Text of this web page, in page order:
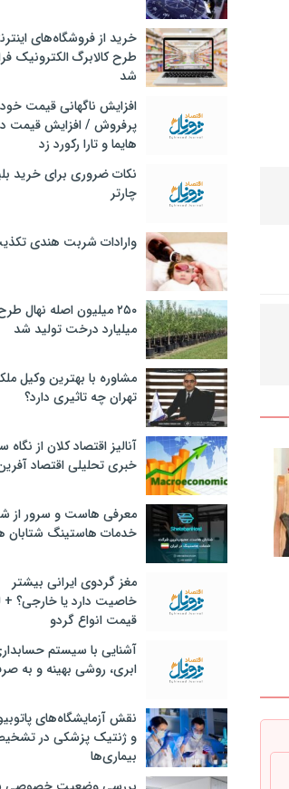
خرید از فروشگاه‌های
طرح کالابرگ الکترونیک
شد
افزایش ناگهانی قیمت
پرفروش / افزایش قیمت
هایما و تارا رکورد زد
نکات ضروری برای خرید
چارتر
وارادات شربت هندی
۲۵۰ میلیون اصله نهال
میلیارد درخت تولید شد
مشاوره با بهترین وکیل
تهران چه تاثیری دارد؟
آنالیز اقتصاد کلان از نگاه
خبری تحلیلی اقتصاد
معرفی هاست و سرور از
خدمات هاستینگ
مغز گردوی ایرانی بیشتر
خاصیت دارد یا خارجی؟
قیمت انواع گردو
آشنایی با سیستم
ابری، روشی بهینه و به
نقش آزمایشگاه‌های
و ژنتیک پزشکی در
بیماری‌ها